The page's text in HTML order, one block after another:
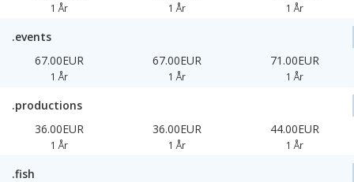
1 År 1 År 1 År
.events
67.00EUR
1 År
67.00EUR
1 År
71.00EUR
1 År
.productions
36.00EUR
1 År
36.00EUR
1 År
44.00EUR
1 År
.fish